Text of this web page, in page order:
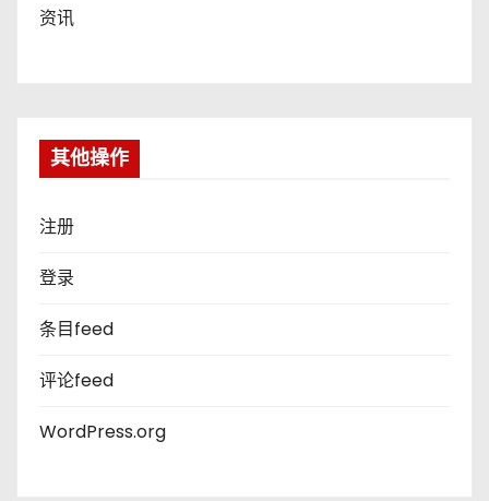
资讯
其他操作
注册
登录
条目feed
评论feed
WordPress.org